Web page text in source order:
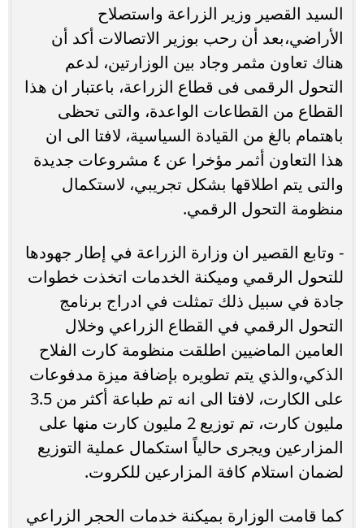
السيد القصير وزير الزراعة واستصلاح
الأراضي،بعد أن رحب بوزير الاتصالات أكد أن
هناك تعاون مثمر وجاد بين الوزارتين، لدعم
التحول الرقمى فى قطاع الزراعة، باعتبار ان هذا
القطاع من القطاعات الواعدة، والتى تحظى
باهتمام بالغ من القيادة السياسية، لافتا الى ان
هذا التعاون أثمر مؤخرا عن ٤ مشروعات جديدة
والتى يتم اطلاقها بشكل تجريبي، لاستكمال
منظومة التحول الرقمي.
- ‏وتابع القصير ان وزارة الزراعة في إطار جهودها
للتحول الرقمي وميكنة الخدمات اتخذت خطوات
جادة في سبيل ذلك تمثلت في ادراج برنامج
التحول الرقمي في القطاع الزراعي وخلال
العامين الماضيين اطلقت منظومة كارت الفلاح
الذكي،والذي يتم تطويره ‏بإضافة ميزة مدفوعات
على الكارت، لافتا الى انه تم طباعة أكثر من 3.5
مليون كارت، تم توزيع 2 مليون كارت منها على
المزارعين ويجرى حالياً استكمال عملية التوزيع
لضمان استلام كافة المزارعين للكروت.
كما قامت الوزارة بميكنة خدمات الحجر الزراعي